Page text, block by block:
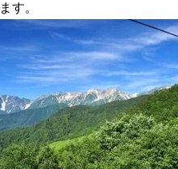
す。